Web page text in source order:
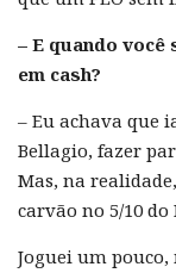
– E quando você
em cash?
– Eu achava que
Bellagio, fazer
Mas, na
carvão no 5/10 do
Joguei um